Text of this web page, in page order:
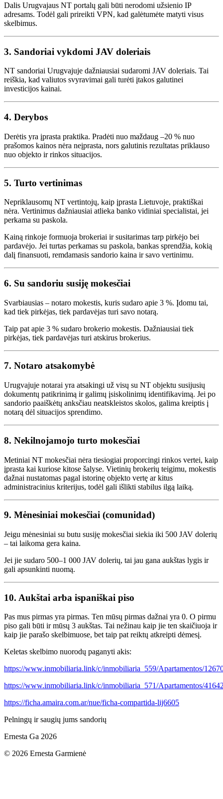
Dalis Urugvajaus NT portalų gali būti nerodomi užsienio IP
adresams. Todėl gali prireikti VPN, kad galėtumėte matyti visus
skelbimus.
3. Sandoriai vykdomi JAV doleriais
NT sandoriai Urugvajuje dažniausiai sudaromi JAV doleriais. Tai
reiškia, kad valiutos svyravimai gali turėti įtakos galutinei
investicijos kainai.
4. Derybos
Derėtis yra įprasta praktika. Pradėti nuo maždaug –20 % nuo
prašomos kainos nėra neįprasta, nors galutinis rezultatas priklauso
nuo objekto ir rinkos situacijos.
5. Turto vertinimas
Nepriklausomų NT vertintojų, kaip įprasta Lietuvoje, praktiškai
nėra. Vertinimus dažniausiai atlieka banko vidiniai specialistai, jei
perkama su paskola.
Kainą rinkoje formuoja brokeriai ir susitarimas tarp pirkėjo bei
pardavėjo. Jei turtas perkamas su paskola, bankas sprendžia, kokią
dalį finansuoti, remdamasis sandorio kaina ir savo vertinimu.
6. Su sandoriu susiję mokesčiai
Svarbiausias – notaro mokestis, kuris sudaro apie 3 %. Įdomu tai,
kad tiek pirkėjas, tiek pardavėjas turi savo notarą.
Taip pat apie 3 % sudaro brokerio mokestis. Dažniausiai tiek
pirkėjas, tiek pardavėjas turi atskirus brokerius.
7. Notaro atsakomybė
Urugvajuje notarai yra atsakingi už visų su NT objektu susijusių
dokumentų patikrinimą ir galimų įsiskolinimų identifikavimą. Jei po
sandorio paaiškėtų anksčiau neatskleistos skolos, galima kreiptis į
notarą dėl situacijos sprendimo.
8. Nekilnojamojo turto mokesčiai
Metiniai NT mokesčiai nėra tiesiogiai proporcingi rinkos vertei, kaip
įprasta kai kuriose kitose šalyse. Vietinių brokerių teigimu, mokestis
dažnai nustatomas pagal istorinę objekto vertę ar kitus
administracinius kriterijus, todėl gali išlikti stabilus ilgą laiką.
9. Mėnesiniai mokesčiai (comunidad)
Jeigu mėnesiniai su butu susiję mokesčiai siekia iki 500 JAV dolerių
– tai laikoma gera kaina.
Jei jie sudaro 500–1 000 JAV dolerių, tai jau gana aukštas lygis ir
gali apsunkinti nuomą.
10. Aukštai arba ispaniškai piso
Pas mus pirmas yra pirmas. Ten mūsų pirmas dažnai yra 0. O pirmu
piso gali būti ir mūsų 3 aukštas. Tai nežinau kaip jie ten skaičiuoja ir
kaip jie parašo skelbimuose, bet taip pat reiktų atkreipti dėmesį.
Keletas skelbimo nuorodų paganyti akis:
https://www.inmobiliaria.link/c/inmobiliaria_559/Apartamentos/
https://www.inmobiliaria.link/c/inmobiliaria_571/Apartamentos/
https://ficha.amaira.com.ar/nue/ficha-compartida-lij6605
Pelningų ir saugių jums sandorių
Ernesta Ga 2026
© 2026 Ernesta Garmienė